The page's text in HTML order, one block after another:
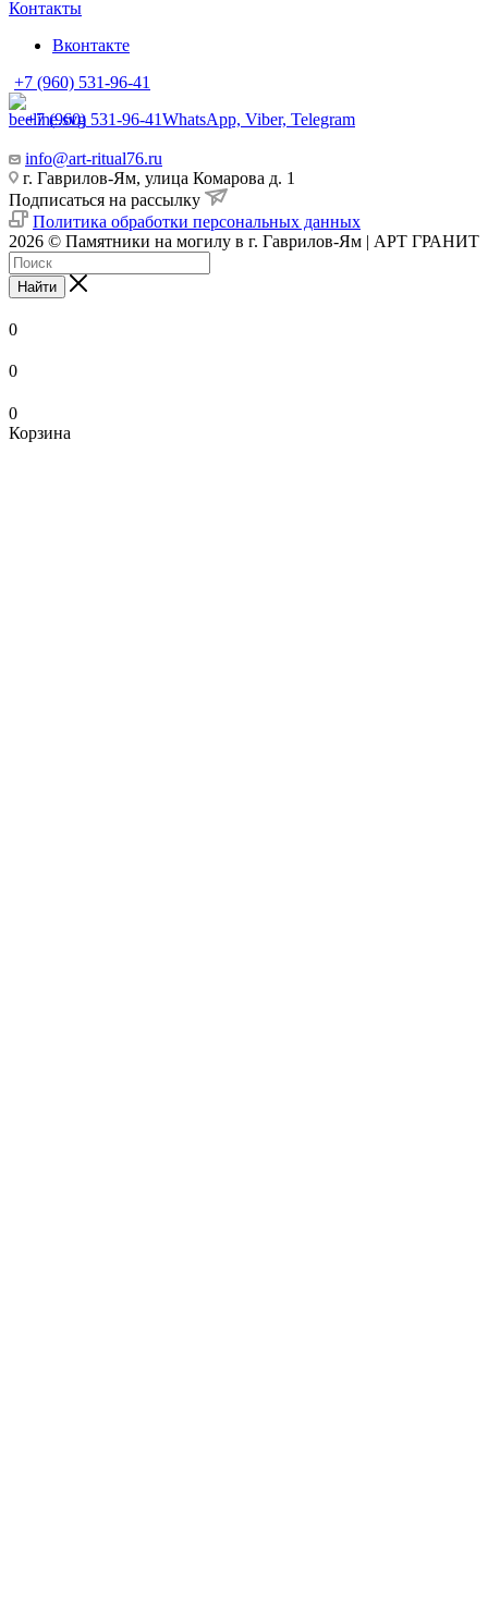
Контакты
Вконтакте
+7 (960) 531-96-41
+7 (960) 531-96-41WhatsApp, Viber, Telegram
info@art-ritual76.ru
г. Гаврилов-Ям, улица Комарова д. 1
Подписаться на рассылку
Политика обработки персональных данных
2026 © Памятники на могилу в г. Гаврилов-Ям | АРТ ГРАНИТ
Найти
0
0
0
Корзина